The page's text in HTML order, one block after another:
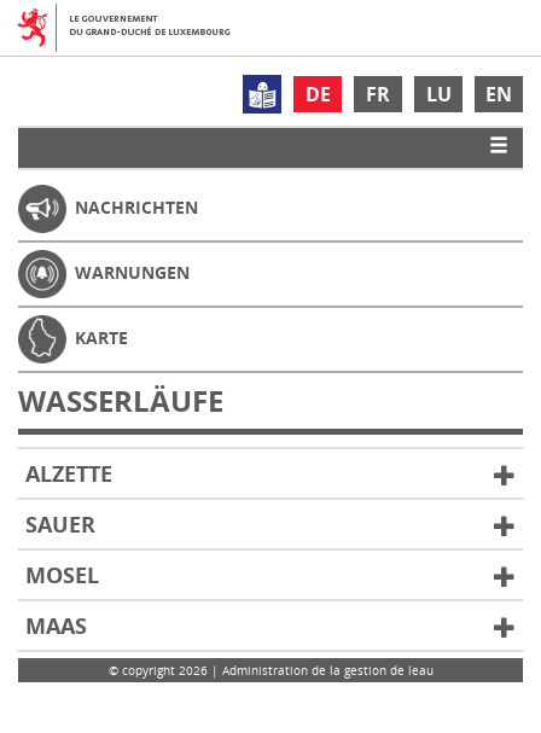
DE FR LU EN
NACHRICHTEN
WARNUNGEN
KARTE
WASSERLÄUFE
ALZETTE
SAUER
MOSEL
MAAS
© copyright 2026 | Administration de la gestion de leau